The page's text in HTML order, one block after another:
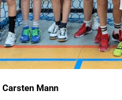
Carsten Mann